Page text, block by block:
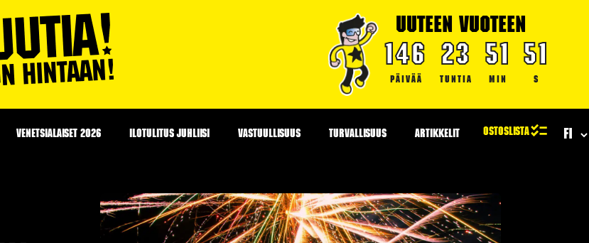
UUTEEN VUOTEEN
146
PÄIVÄÄ
23
TUNTIA
51
MIN
50
S
VENETSIALAISET 2026 ILOTULITUS JUHLIISI VASTUULLISUUS TURVALLISUUS ARTIKKELIT